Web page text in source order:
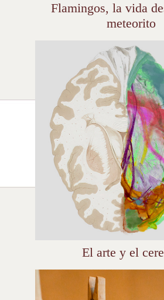
Flamingos, la vida
meteorito
El arte y el